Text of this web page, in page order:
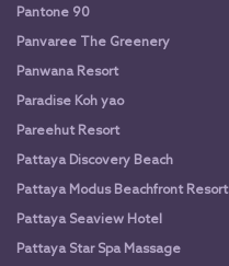
Pantone 90
Panvaree The Greenery
Panwana Resort
Paradise Koh yao
Pareehut Resort
Pattaya Discovery Beach
Pattaya Modus Beachfront Resort
Pattaya Seaview Hotel
Pattaya Star Spa Massage